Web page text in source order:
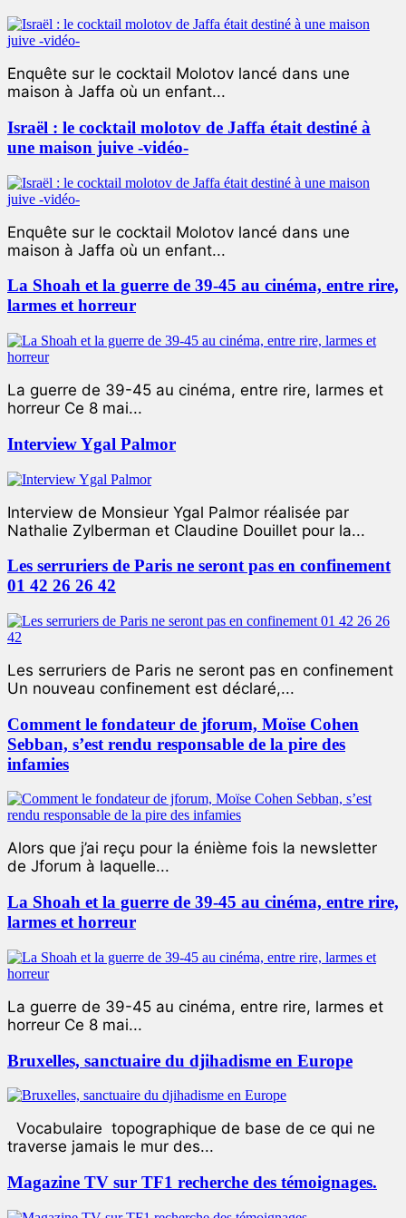
Enquête sur le cocktail Molotov lancé dans une
maison à Jaffa où un enfant...
Israël : le cocktail molotov de Jaffa était destiné à
une maison juive -vidéo-
Enquête sur le cocktail Molotov lancé dans une
maison à Jaffa où un enfant...
La Shoah et la guerre de 39-45 au cinéma, entre rire,
larmes et horreur
La guerre de 39-45 au cinéma, entre rire, larmes et
horreur Ce 8 mai...
Interview Ygal Palmor
Interview de Monsieur Ygal Palmor réalisée par
Nathalie Zylberman et Claudine Douillet pour la...
Les serruriers de Paris ne seront pas en confinement
01 42 26 26 42
Les serruriers de Paris ne seront pas en confinement
Un nouveau confinement est déclaré,...
Comment le fondateur de jforum, Moïse Cohen
Sebban, s’est rendu responsable de la pire des
infamies
Alors que j’ai reçu pour la énième fois la newsletter
de Jforum à laquelle...
La Shoah et la guerre de 39-45 au cinéma, entre rire,
larmes et horreur
La guerre de 39-45 au cinéma, entre rire, larmes et
horreur Ce 8 mai...
Bruxelles, sanctuaire du djihadisme en Europe
Vocabulaire topographique de base de ce qui ne
traverse jamais le mur des...
Magazine TV sur TF1 recherche des témoignages.